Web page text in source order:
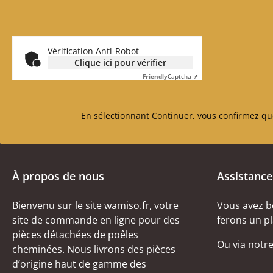
Vérification Anti-Robot
Clique ici pour vérifier
FriendlyCaptcha ⇗
En sélectionnant Continuer, vous confirmez
À propos de nous
Bienvenu sur le site wamiso.fr, votre
site de commande en ligne pour des
pièces détachées de poêles
cheminées. Nous livrons des pièces
d’origine haut de gamme des
Vous avez
ferons un
Ou via notre